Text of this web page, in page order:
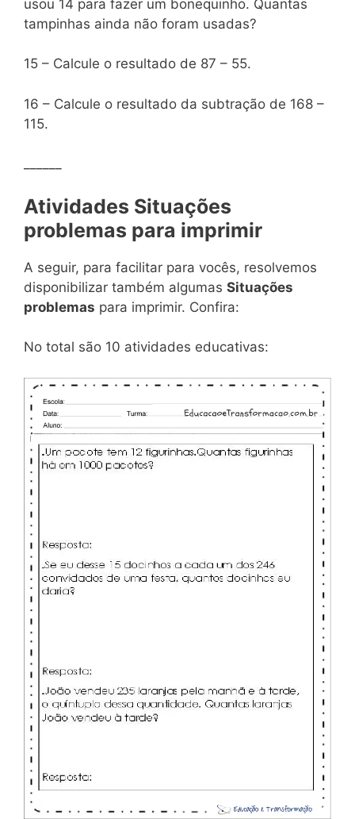
usou 14 para fazer um bonequinho. Quantas
tampinhas ainda não foram usadas?
15 – Calcule o resultado de 87 – 55.
16 – Calcule o resultado da subtração de 168 –
115.
Atividades Situações
problemas para imprimir
A seguir, para facilitar para vocês, resolvemos
disponibilizar também algumas Situações
problemas para imprimir. Confira:
No total são 10 atividades educativas: